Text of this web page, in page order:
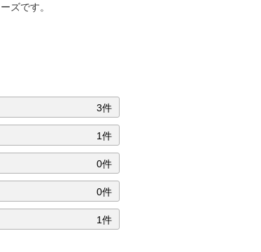
ズです。
3件
1件
0件
0件
1件